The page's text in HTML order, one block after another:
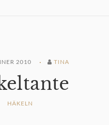
2010 TINA
HÄKELN